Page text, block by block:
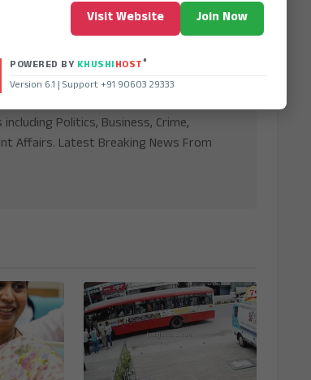
Platform From INDIA. Karnataka,
Politics, Business, Crime,
Affairs. Latest Breaking News From
Visit Website Join Now
POWERED BY KHUSHIHOST®
Version 6.1 | Support +91 90603 29333